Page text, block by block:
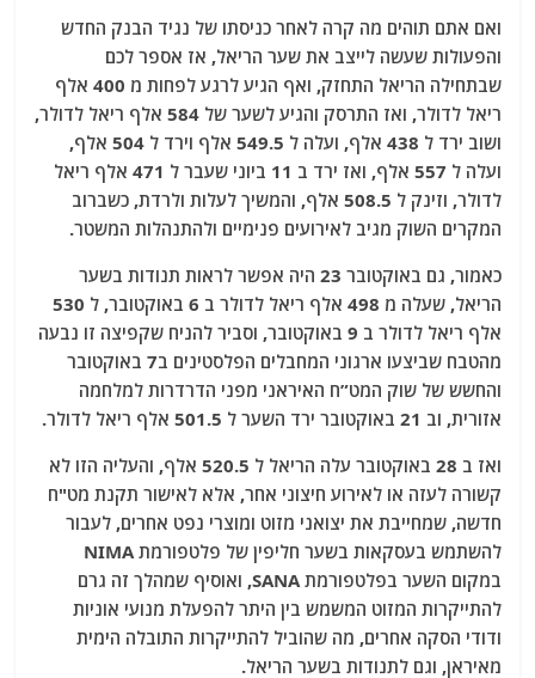
ואם אתם תוהים מה קרה לאחר כניסתו של נגיד הבנק החדש
והפעולות שעשה לייצב את שער הריאל, אז אספר לכם
שבתחילה הריאל התחזק, ואף הגיע לרגע לפחות מ 400 אלף
ריאל לדולר, ואז התרסק והגיע לשער של 584 אלף ריאל לדולר,
ושוב ירד ל 438 אלף, ועלה ל 549.5 אלף וירד ל 504 אלף,
ועלה ל 557 אלף, ואז ירד ב 11 ביוני שעבר ל 471 אלף ריאל
לדולר, וזינק ל 508.5 אלף, והמשיך לעלות ולרדת, כשברוב
המקרים השוק מגיב לאירועים פנימיים ולהתנהלות המשטר.
כאמור, גם באוקטובר 23 היה אפשר לראות תנודות בשער
הריאל, שעלה מ 498 אלף ריאל לדולר ב 6 באוקטובר, ל 530
אלף ריאל לדולר ב 9 באוקטובר, וסביר להניח שקפיצה זו נבעה
מהטבח שביצעו ארגוני המחבלים הפלסטינים ב7 באוקטובר
והחשש של שוק המט”ח האיראני מפני הדרדרות למלחמה
אזורית, וב 21 באוקטובר ירד השער ל 501.5 אלף ריאל לדולר.
ואז ב 28 באוקטובר עלה הריאל ל 520.5 אלף, והעליה הזו לא
קשורה לעזה או לאירוע חיצוני אחר, אלא לאישור תקנת מט"ח
חדשה, שמחייבת את יצואני מזוט ומוצרי נפט אחרים, לעבור
להשתמש בעסקאות בשער חליפין של פלטפורמת NIMA
במקום השער בפלטפורמת SANA, ואוסיף שמהלך זה גרם
להתייקרות המזוט המשמש בין היתר להפעלת מנועי אוניות
ודודי הסקה אחרים, מה שהוביל להתייקרות התובלה הימית
מאיראן, וגם לתנודות בשער הריאל.